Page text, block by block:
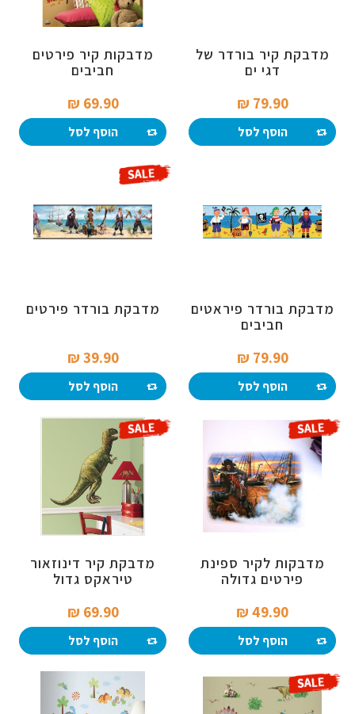
מדבקת קיר בורדר של
דגי ים
79.90 ₪‎
הוסף לסל
מדבקות קיר פירטים
חביבים
69.90 ₪‎
הוסף לסל
מדבקת בורדר פיראטים
חביבים
79.90 ₪‎
הוסף לסל
מדבקת בורדר פירטים
39.90 ₪‎
הוסף לסל
מדבקות לקיר ספינת
פירטים גדולה
49.90 ₪‎
הוסף לסל
מדבקת קיר דינוזאור
טיראקס גדול
69.90 ₪‎
הוסף לסל